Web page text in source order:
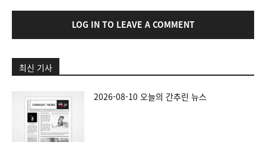
LOG IN TO LEAVE A COMMENT
최신 기사
2026-08-10 오늘의 간추린 뉴스